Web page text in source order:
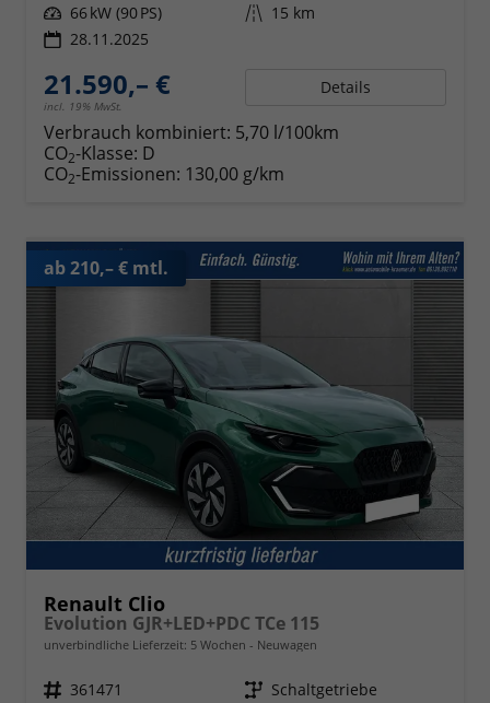
Leistung 66 kW (90 PS) Kilometerstand 15 km
28.11.2025
21.590,– €
incl. 19% MwSt.
Details
Verbrauch kombiniert: 5,70 l/100km
CO2-Klasse: D
CO2-Emissionen: 130,00 g/km
ab 210,– € mtl.
Renault Clio
Evolution GJR+LED+PDC TCe 115
unverbindliche Lieferzeit: 5 Wochen Neuwagen
Fahrzeugnr. 361471 Getriebe Schaltgetriebe